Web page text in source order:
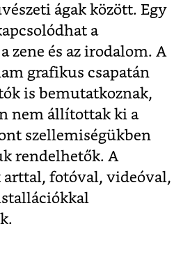
ágak között. Egy
a
zene és az irodalom. A
grafikus csapatán
is bemutatkoznak,
nem állítottak ki a
szellemiségükben
rendelhetők. A
arttal, fotóval, videóval,